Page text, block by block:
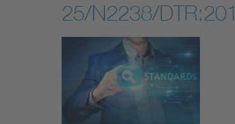
VDE Fokusthemen
Digital Security
Energy
25/N2238/